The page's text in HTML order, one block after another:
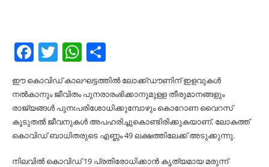
Facebook
TwitterWhatsApp
ഈ കൊവിഡ് കാലഘട്ടത്തിൽ ലോക്ക്ഡൗണിന് ഇളവുകൾ
നൽകാനും ജീവിതം പുനരാരംഭിക്കാനുമുള്ള തീരുമാനങ്ങളും
രാജ്യങ്ങൾ പുനഃപരിശോധിക്കുമ്പോഴും കൊറോണ വൈറസ്
കൂടുതൽ ജീവനുകൾ അപഹരിച്ചുകൊണ്ടിരിക്കുകയാണ്. ലോകത്ത്
കൊവിഡ് ബാധിതരുടെ എണ്ണം 49 ലക്ഷത്തിലേക്ക് അടുക്കുന്നു.
നിലവിൽ കൊവിഡ് 19 പ്രതിരോധിക്കാൻ കൃത്യമായ മരുന്ന്